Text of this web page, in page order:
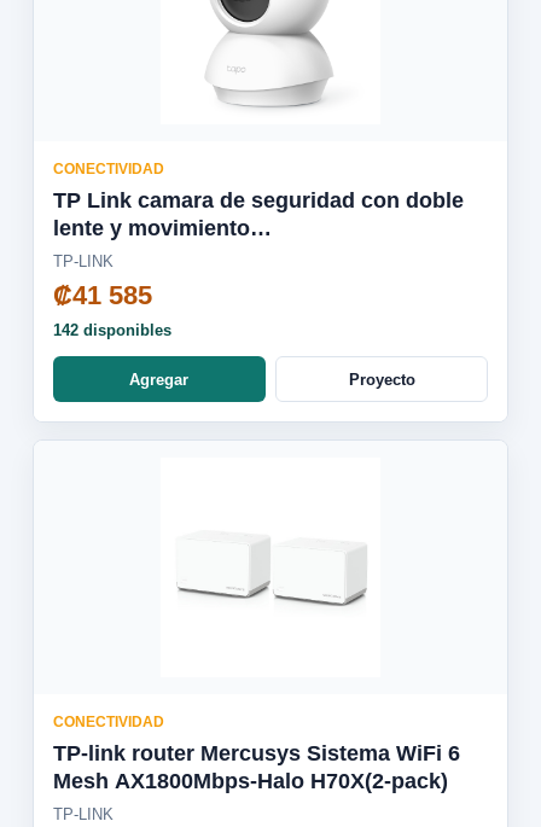
CONECTIVIDAD
TP Link camara de seguridad con doble
lente y movimiento
panoramico/inclinacion para interiores y
exteriores - Tapo C246D
TP-LINK
₡41 585
142 disponibles
Agregar Proyecto
CONECTIVIDAD
TP-link router Mercusys Sistema WiFi 6
Mesh AX1800Mbps-Halo H70X(2-pack)
TP-LINK